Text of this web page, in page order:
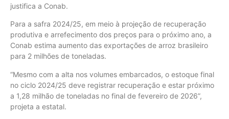
justifica a Conab.
Para a safra 2024/25, em meio à projeção de recuperação
produtiva e arrefecimento dos preços para o próximo ano, a
Conab estima aumento das exportações de arroz brasileiro
para 2 milhões de toneladas.
“Mesmo com a alta nos volumes embarcados, o estoque final
no ciclo 2024/25 deve registrar recuperação e estar próximo
a 1,28 milhão de toneladas no final de fevereiro de 2026”,
projeta a estatal.